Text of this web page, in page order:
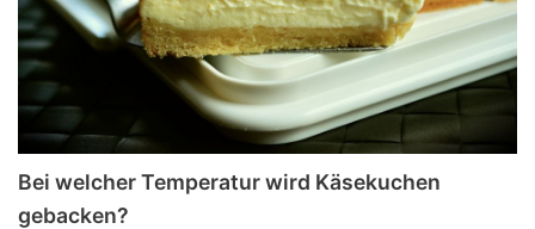
Bei welcher Temperatur wird Käsekuchen
gebacken?